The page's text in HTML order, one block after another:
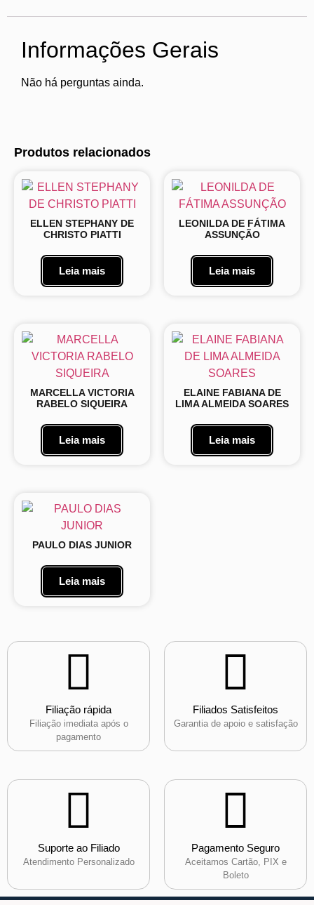
Informações Gerais
Não há perguntas ainda.
Produtos relacionados
ELLEN STEPHANY DE
CHRISTO PIATTI
Leia mais
LEONILDA DE FÁTIMA
ASSUNÇÃO
Leia mais
MARCELLA VICTORIA
RABELO SIQUEIRA
Leia mais
ELAINE FABIANA DE
LIMA ALMEIDA SOARES
Leia mais
PAULO DIAS JUNIOR
Leia mais
Filiação rápida
Filiação imediata após o
pagamento
Filiados Satisfeitos
Garantia de apoio e satisfação
Suporte ao Filiado
Atendimento Personalizado
Pagamento Seguro
Aceitamos Cartão, PIX e
Boleto